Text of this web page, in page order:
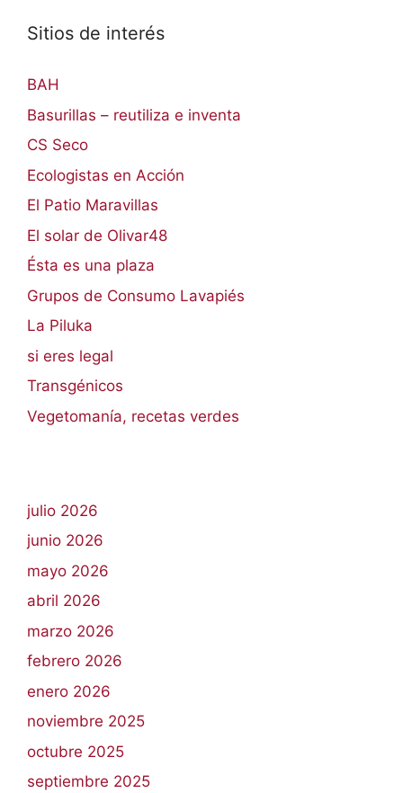
Sitios de interés
BAH
Basurillas – reutiliza e inventa
CS Seco
Ecologistas en Acción
El Patio Maravillas
El solar de Olivar48
Ésta es una plaza
Grupos de Consumo Lavapiés
La Piluka
si eres legal
Transgénicos
Vegetomanía, recetas verdes
julio 2026
junio 2026
mayo 2026
abril 2026
marzo 2026
febrero 2026
enero 2026
noviembre 2025
octubre 2025
septiembre 2025